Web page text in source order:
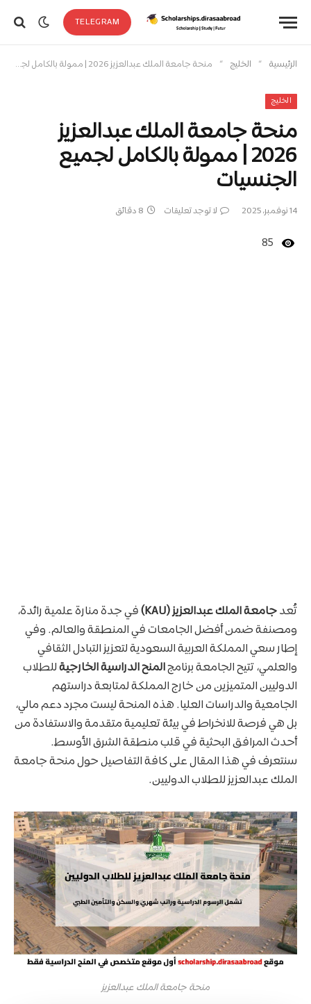
TELEGRAM
الرئيسية » الخليج » منحة جامعة الملك عبدالعزيز 2026 | ممولة بالكامل لجميع الجنسيات
الخليج
منحة جامعة الملك عبدالعزيز
2026 | ممولة بالكامل لجميع
الجنسيات
14 نوفمبر، 2025 لا توجد تعليقات 8 دقائق
85
تُعدجامعة الملك عبدالعزيز (KAU)
في جدة منارة علمية رائدة،
ومصنفة ضمن أفضل الجامعات في المنطقة والعالم. وفي
إطار سعي المملكة العربية السعودية لتعزيز التبادل الثقافي
والعلمي، تتيح الجامعة برنامجالمنح الدراسية الخارجيةللطلاب
الدوليين المتميزين من خارج المملكة لمتابعة دراستهم
الجامعية والدراسات العليا. هذه المنحة ليست مجرد دعم مالي،
بل هي فرصة للانخراط في بيئة تعليمية متقدمة والاستفادة من
أحدث المرافق البحثية في قلب منطقة الشرق الأوسط.
سنتعرف في هذا المقال على كافة التفاصيل حول منحة جامعة
الملك عبدالعزيز للطلاب الدوليين.
منحة جامعة الملك عبدالعزيز